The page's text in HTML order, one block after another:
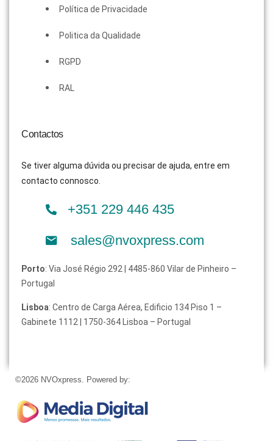
Política de Privacidade
Politica da Qualidade
RGPD
RAL
Contactos
Se tiver alguma dúvida ou precisar de ajuda, entre em
contacto connosco.
+351 229 446 435
sales@nvoxpress.com
Porto: Via José Régio 292 | 4485-860 Vilar de Pinheiro –
Portugal
Lisboa: Centro de Carga Aérea, Edificio 134 Piso 1 –
Gabinete 1112 | 1750-364 Lisboa – Portugal
©2026 NVOxpress. Powered by: